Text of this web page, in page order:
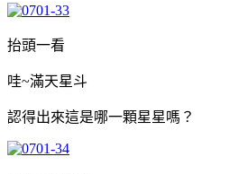
抬頭一看
哇~滿天星斗
認得出來這是哪一顆星星嗎？